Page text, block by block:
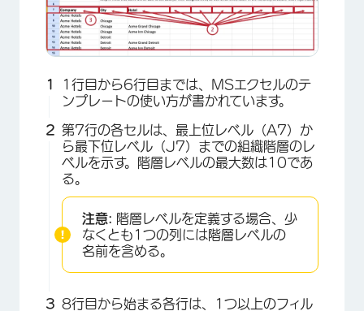
1行目から6行目までは、MSエクセルのテ
ンプレートの使い方が書かれています。
第7行の各セルは、最上位レベル（A7）か
ら最下位レベル（J7）までの組織階層のレ
ベルを示す。階層レベルの最大数は10であ
る。
注意: 階層レベルを定義する場合、少
なくとも1つの列には階層レベルの
名前を含める。
8行目から始まる各行は、1つ以上のフィル